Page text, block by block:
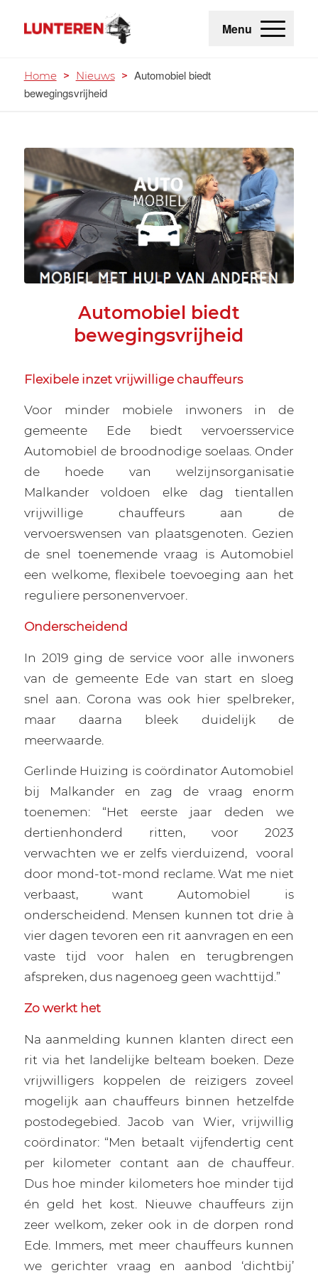
Menu
Home > Nieuws > Automobiel biedt
bewegingsvrijheid
Automobiel biedt
bewegingsvrijheid
Flexibele inzet vrijwillige chauffeurs
Voor minder mobiele inwoners in de
gemeente Ede biedt vervoersservice
Automobiel de broodnodige soelaas. Onder
de hoede van welzijnsorganisatie
Malkander voldoen elke dag tientallen
vrijwillige chauffeurs aan de
vervoerswensen van plaatsgenoten. Gezien
de snel toenemende vraag is Automobiel
een welkome, flexibele toevoeging aan het
reguliere personenvervoer.
Onderscheidend
In 2019 ging de service voor alle inwoners
van de gemeente Ede van start en sloeg
snel aan. Corona was ook hier spelbreker,
maar daarna bleek duidelijk de
meerwaarde.
Gerlinde Huizing is coördinator Automobiel
bij Malkander en zag de vraag enorm
toenemen: “Het eerste jaar deden we
dertienhonderd ritten, voor 2023
verwachten we er zelfs vierduizend,
vooral
door mond-tot-mond reclame. Wat me niet
verbaast, want Automobiel is
onderscheidend. Mensen kunnen tot drie à
vier dagen tevoren een rit aanvragen en een
vaste tijd voor halen en terugbrengen
afspreken, dus nagenoeg geen wachttijd.”
Zo werkt het
Na aanmelding kunnen klanten direct een
rit via het landelijke belteam boeken. Deze
vrijwilligers koppelen de reizigers zoveel
mogelijk aan chauffeurs binnen hetzelfde
postodegebied. Jacob van Wier, vrijwillig
coördinator: “Men betaalt vijfendertig cent
per kilometer contant aan de chauffeur.
Dus hoe minder kilometers hoe minder tijd
én geld het kost. Nieuwe chauffeurs zijn
zeer welkom, zeker ook in de dorpen rond
Ede. Immers, met meer chauffeurs kunnen
we gerichter vraag en aanbod ‘dichtbij’